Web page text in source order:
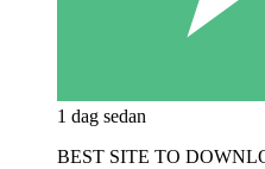
1 dag sedan
BEST SITE TO